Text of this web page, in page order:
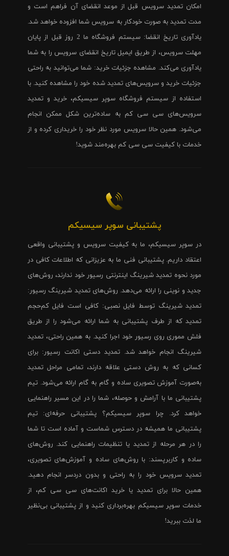
امکان تمدید سرویس قبل از موعد انقضای آن فراهم است و
مدت تمدید به صورت خودکار به سرویس شما افزوده خواهد شد.
یادآوری تاریخ انقضا: سیستم فروشگاه ما 2 روز قبل از پایان
مهلت سرویس، از طریق ایمیل تاریخ انقضای سرویس را به شما
یادآوری می‌کند. مشاهده جزئیات خرید: شما می‌توانید به راحتی
جزئیات خرید و سرویس‌های تمدید شده خود را مشاهده کنید. با
استفاده از سیستم فروشگاه سوپر سیسیکم، خرید و تمدید
سرویس‌های سی سی کم به ساده‌ترین شکل ممکن انجام
می‌شود. همین حالا سرویس مورد نظر خود را خریداری کرده و از
خدمات با کیفیت سی سی کم بهره‌مند شوید!
پشتیبانی سوپر سیسیکم
در سوپر سیسیکم، ما به کیفیت سرویس و پشتیبانی واقعی
اعتقاد داریم. پشتیبانی فنی ما به عزیزانی که اطلاعات کافی در
مورد نحوه تمدید شیرینگ اینترنتی رسیور خود ندارند، روش‌های
جدید و نوینی را ارائه می‌دهد. روش‌های تمدید شیرینگ رسیور:
تمدید شیرینگ توسط فایل نصبی: کافی است فایل کم‌حجم
تمدید که از طرف پشتیبانی به شما ارائه می‌شود را از طریق
فلش مموری روی رسیور خود اجرا کنید. به همین راحتی، تمدید
شیرینگ انجام خواهد شد. تمدید دستی اکانت رسیور: برای
کسانی که به روش دستی علاقه دارند، تمامی مراحل تمدید
به‌صورت آموزش تصویری ساده و گام به گام ارائه می‌شود. تیم
پشتیبانی ما با آرامش و حوصله، شما را در این مسیر راهنمایی
خواهد کرد. چرا سوپر سیسیکم؟ پشتیبانی حرفه‌ای: تیم
پشتیبانی ما همیشه در دسترس شماست و آماده است تا شما
را در هر مرحله از تمدید یا تنظیمات راهنمایی کند. روش‌های
ساده و کاربرپسند: با روش‌های ساده و آموزش‌های تصویری،
تمدید سرویس خود را به راحتی و بدون دردسر انجام دهید.
همین حالا برای تمدید یا خرید اکانت‌های سی سی کم، از
خدمات سوپر سیسیکم بهره‌برداری کنید و از پشتیبانی بی‌نظیر
ما لذت ببرید!